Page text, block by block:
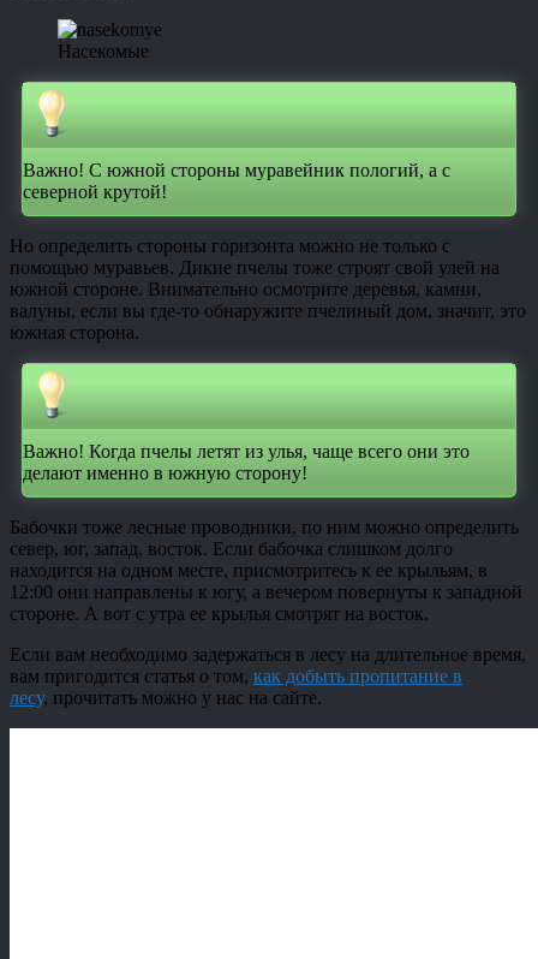
Насекомые
Важно! С южной стороны муравейник пологий, а с
северной крутой!
Но определить стороны горизонта можно не только с
помощью муравьев. Дикие пчелы тоже строят свой улей на
южной стороне. Внимательно осмотрите деревья, камни,
валуны, если вы где-то обнаружите пчелиный дом, значит, это
южная сторона.
Важно! Когда пчелы летят из улья, чаще всего они это
делают именно в южную сторону!
Бабочки тоже лесные проводники, по ним можно определить
север, юг, запад, восток. Если бабочка слишком долго
находится на одном месте, присмотритесь к ее крыльям, в
12:00 они направлены к югу, а вечером повернуты к западной
стороне. А вот с утра ее крылья смотрят на восток.
Если вам необходимо задержаться в лесу на длительное время,
вам пригодится статья о том, как добыть пропитание в
лесу, прочитать можно у нас на сайте.